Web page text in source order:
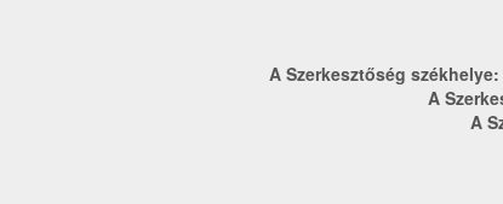
A Szerkesztőség székhelye:
A
A